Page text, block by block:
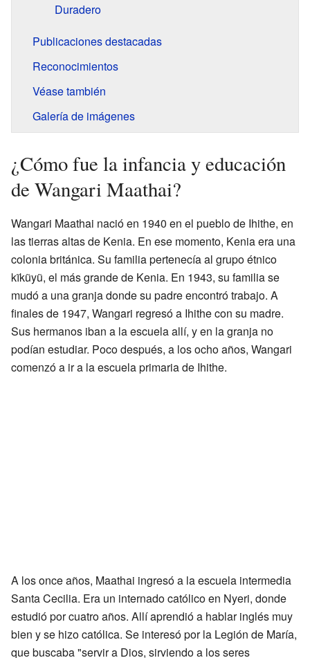
Duradero
Publicaciones destacadas
Reconocimientos
Véase también
Galería de imágenes
¿Cómo fue la infancia y educación
de Wangari Maathai?
Wangari Maathai nació en 1940 en el pueblo de Ihithe, en
las tierras altas de Kenia. En ese momento, Kenia era una
colonia británica. Su familia pertenecía al grupo étnico
kĩkũyũ, el más grande de Kenia. En 1943, su familia se
mudó a una granja donde su padre encontró trabajo. A
finales de 1947, Wangari regresó a Ihithe con su madre.
Sus hermanos iban a la escuela allí, y en la granja no
podían estudiar. Poco después, a los ocho años, Wangari
comenzó a ir a la escuela primaria de Ihithe.
A los once años, Maathai ingresó a la escuela intermedia
Santa Cecilia. Era un internado católico en Nyeri, donde
estudió por cuatro años. Allí aprendió a hablar inglés muy
bien y se hizo católica. Se interesó por la Legión de María,
que buscaba "servir a Dios, sirviendo a los seres